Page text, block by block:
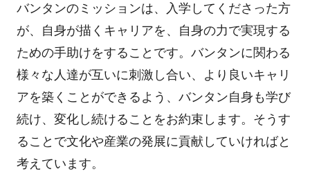
バンタンのミッションは、入学してくださった方
が、自身が描くキャリアを、自身の力で実現する
ための手助けをすることです。バンタンに関わる
様々な人達が互いに刺激し合い、より良いキャリ
アを築くことができるよう、バンタン自身も学び
続け、変化し続けることをお約束します。そうす
ることで文化や産業の発展に貢献していければと
考えています。